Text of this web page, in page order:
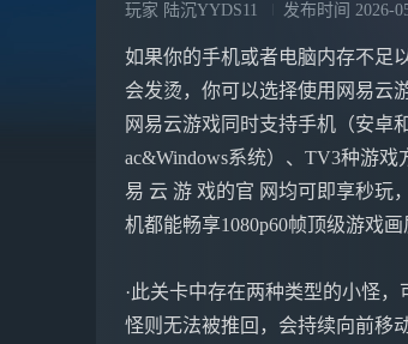
玩家 陆沉YYDS11 发布时间 2026-
如果你的手机或者电脑内存不足
会发烫，你可以选择使用网易云
网易云游戏同时支持手机（安卓
ac&Windows系统）、TV3种游
易 云 游 戏的官 网均可即享秒玩
机都能畅享1080p60帧顶级游戏
·此关卡中存在两种类型的小怪
怪则无法被推回，会持续向前移动